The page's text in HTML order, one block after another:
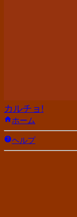
カルチョ!
ホーム
ヘルプ